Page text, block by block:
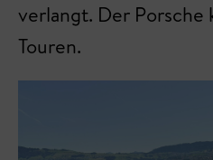
verlangt. Der Porsche
Touren.